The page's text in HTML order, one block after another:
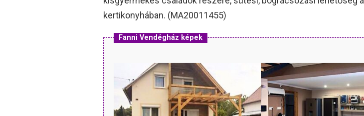
kertikonyhában. (MA20011455)
Fanni Vendégház képek